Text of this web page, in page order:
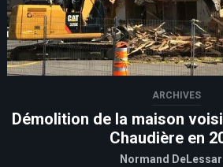
ARCHIVES
Démolition de la maison
Chaudière en
Normand